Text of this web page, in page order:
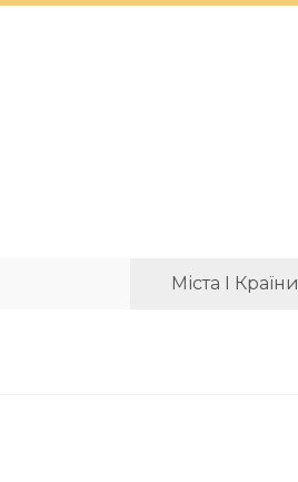
Міста І Країни